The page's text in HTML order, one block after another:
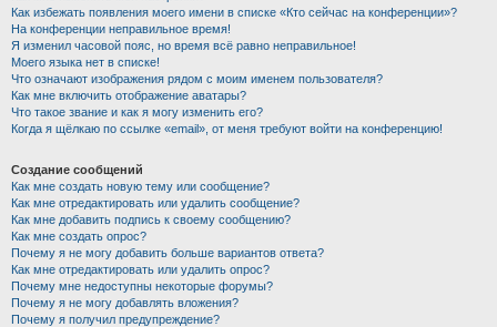
Как избежать появления моего имени в списке «Кто сейчас на конференции»?
На конференции неправильное время!
Я изменил часовой пояс, но время всё равно неправильное!
Моего языка нет в списке!
Что означают изображения рядом с моим именем пользователя?
Как мне включить отображение аватары?
Что такое звание и как я могу изменить его?
Когда я щёлкаю по ссылке «email», от меня требуют войти на конференцию!
Создание сообщений
Как мне создать новую тему или сообщение?
Как мне отредактировать или удалить сообщение?
Как мне добавить подпись к своему сообщению?
Как мне создать опрос?
Почему я не могу добавить больше вариантов ответа?
Как мне отредактировать или удалить опрос?
Почему мне недоступны некоторые форумы?
Почему я не могу добавлять вложения?
Почему я получил предупреждение?